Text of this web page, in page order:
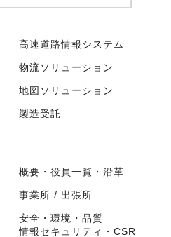
高速道路情報システム
物流ソリューション
地図ソリューション
製造受託
概要・役員一覧・沿革
事業所 / 出張所
安全・環境・品質
情報セキュリティ・CSR